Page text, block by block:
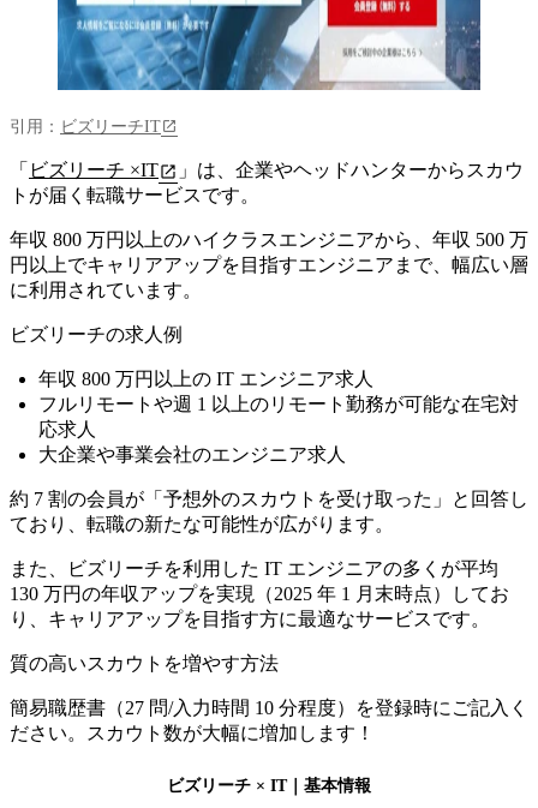
引用： ビズリーチIT
「 ビズリーチ ×IT 」は、 企業やヘッドハンターからスカウ
トが届く転職サービスです。
年収 800 万円以上のハイクラスエンジニアから、年収 500 万
円以上でキャリアアップを目指すエンジニアまで、幅広い層
に利用されています。
ビズリーチの求人例
年収 800 万円以上の IT エンジニア求人
フルリモートや週 1 以上のリモート勤務が可能な在宅対
応求人
大企業や事業会社のエンジニア求人
約 7 割の会員が「予想外のスカウトを受け取った」と回答し
ており、転職の新たな可能性が広がります。
また、ビズリーチを利用した IT エンジニアの多くが平均
130 万円の年収アップを実現（2025 年 1 月末時点）してお
り、キャリアアップを目指す方に最適なサービスです。
質の高いスカウトを増やす方法
簡易職歴書（27 問/入力時間 10 分程度）を登録時にご記入く
ださい。スカウト数が大幅に増加します！
ビズリーチ × IT｜基本情報